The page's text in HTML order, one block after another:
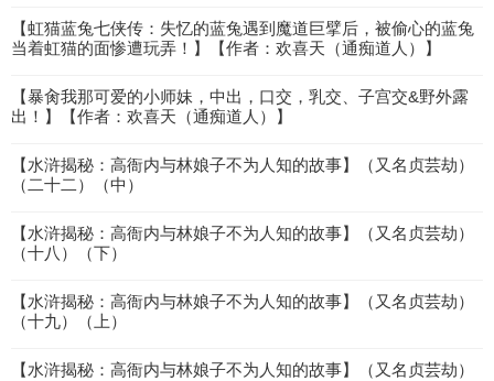
【虹猫蓝兔七侠传：失忆的蓝兔遇到魔道巨擘后，被偷心的蓝兔
当着虹猫的面惨遭玩弄！】【作者：欢喜天（通痴道人）】
【暴肏我那可爱的小师妹，中出，口交，乳交、子宫交&野外露
出！】【作者：欢喜天（通痴道人）】
【水浒揭秘：高衙内与林娘子不为人知的故事】（又名贞芸劫）
（二十二）（中）
【水浒揭秘：高衙内与林娘子不为人知的故事】（又名贞芸劫）
（十八）（下）
【水浒揭秘：高衙内与林娘子不为人知的故事】（又名贞芸劫）
（十九）（上）
【水浒揭秘：高衙内与林娘子不为人知的故事】（又名贞芸劫）